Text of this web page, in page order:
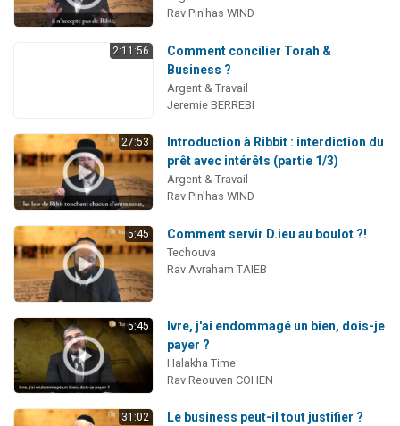
Rav Pin'has WIND
2:11:56
Comment concilier Torah &
Business ?
Argent & Travail
Jeremie BERREBI
27:53
Introduction à Ribbit : interdiction du
prêt avec intérêts (partie 1/3)
Argent & Travail
Rav Pin'has WIND
5:45 Comment servir D.ieu au boulot ?!
Techouva
Rav Avraham TAIEB
5:45
Ivre, j'ai endommagé un bien, dois-je
payer ?
Halakha Time
Rav Reouven COHEN
31:02 Le business peut-il tout justifier ?